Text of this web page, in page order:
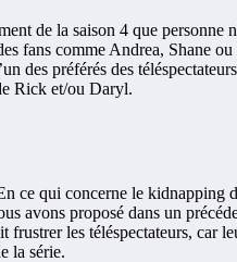
de la saison 4 que
fans comme Andrea, Shane
des préférés des
Rick et/ou Daryl.
ce qui concerne le
avons proposé dans un
les téléspectateurs, car
la série.